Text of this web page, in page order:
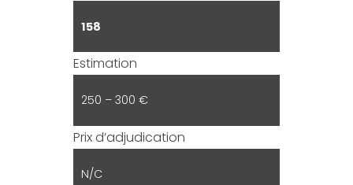
158
Estimation
250 – 300 €
Prix d’adjudication
N/C